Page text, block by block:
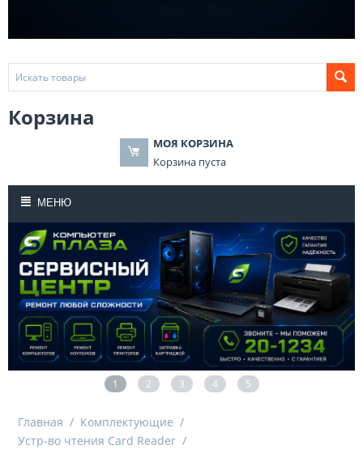
Корзина
МОЯ КОРЗИНА
Корзина пуста
МЕНЮ
1 2 3 4 5
Главная / Комплектующие /
Устр-во чтения Card Reader /